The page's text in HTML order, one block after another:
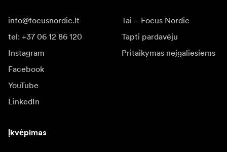
info@focusnordic.lt
tel: +37 06 12 86 120
Instagram
Facebook
YouTube
LinkedIn
Tai – Focus Nordic
Tapti pardavėju
Pritaikymas neįgaliesiems
Įkvėpimas